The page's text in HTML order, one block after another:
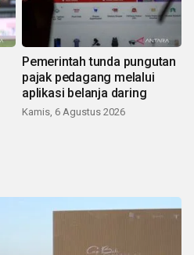
Pemerintah tunda pungutan
pajak pedagang melalui
aplikasi belanja daring
Kamis, 6 Agustus 2026